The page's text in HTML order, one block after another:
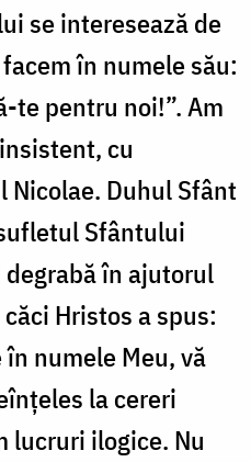
se interesează de
în numele său:
te pentru noi!”. Am
cu
Duhul Sfânt
Sfântului
în ajutorul
Hristos a spus:
în numele Meu, vă
la cereri
lucruri ilogice. Nu